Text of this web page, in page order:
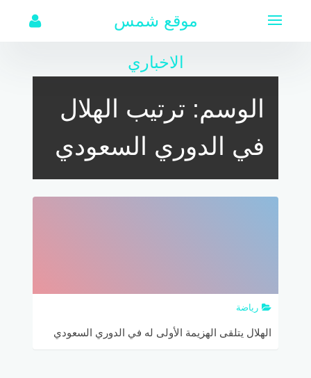
موقع شمس
الاخباري
الوسم: ترتيب الهلال
في الدوري السعودي
رياضة
الهلال يتلقى الهزيمة الأولى له في الدوري السعودي